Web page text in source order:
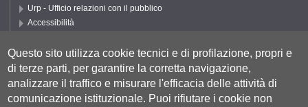
Urp - Ufficio relazioni con il pubblico
Accessibilità
Cookie settings
Segui DEPS
Questo sito utilizza cookie tecnici e di profilazione, propri e
di terze parti, per garantire la corretta navigazione,
analizzare il traffico e misurare l'efficacia delle attività di
comunicazione istituzionale. Puoi rifiutare i cookie non